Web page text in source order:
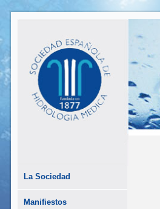
La Sociedad
Manifiestos